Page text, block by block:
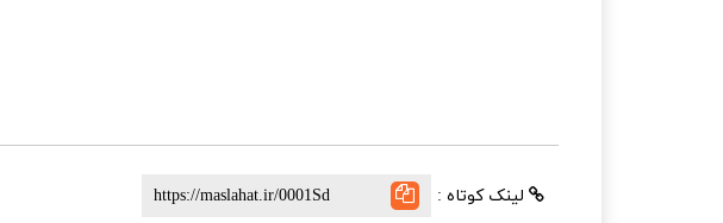
لینک کوتاه :